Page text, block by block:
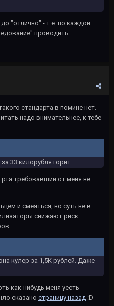
"отлично" - т.е. по каждой
проводить.
стандарта в помине нет.
надо внимательнее, к тебе
33 килорубля горит.
рта требовавший от меня не
и смеяться, но суть не в
снижают риск
кулер за 1,5К рублей. Даже
как-нибудь меня уесть
сказано страницу назад :D